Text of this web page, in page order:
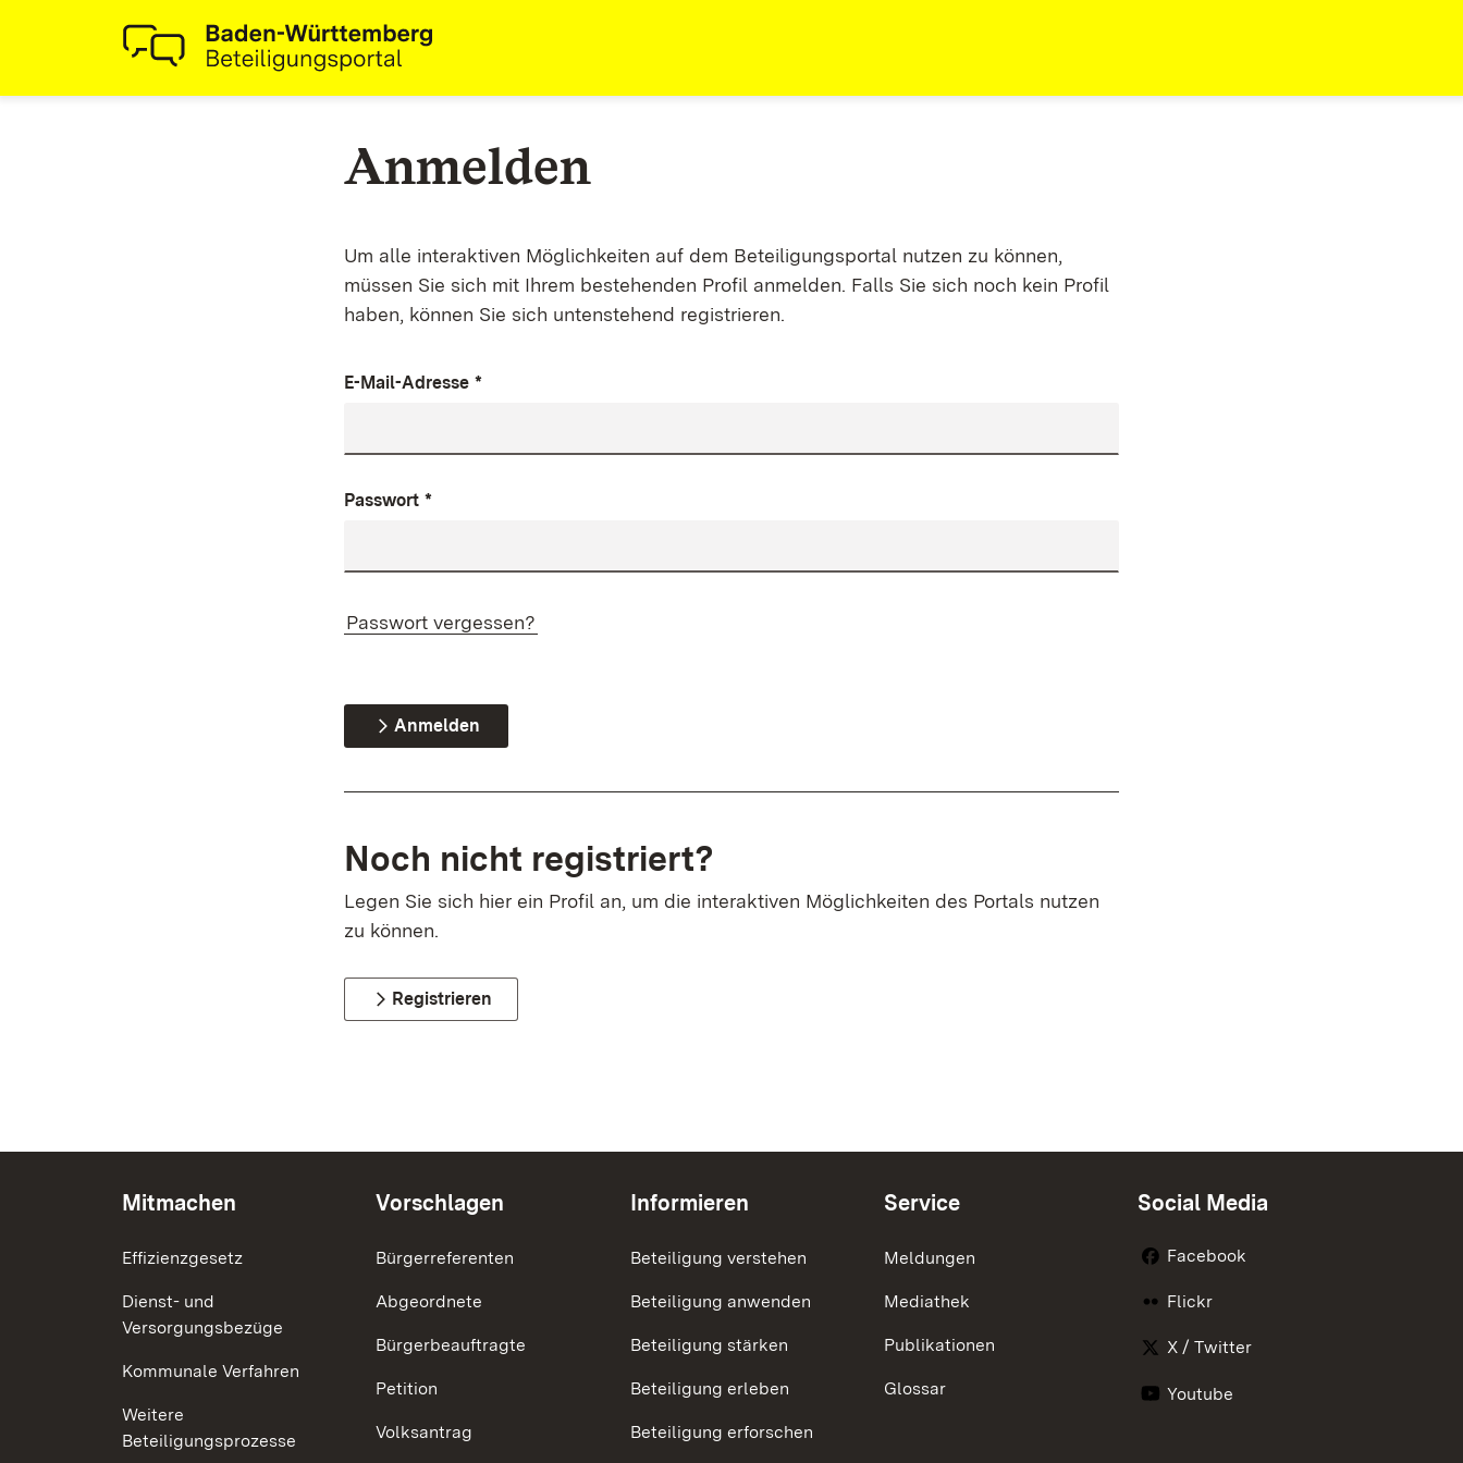
Anmelden
Um alle interaktiven Möglichkeiten auf dem Beteiligungsportal nutzen zu können,
müssen Sie sich mit Ihrem bestehenden Profil anmelden. Falls Sie sich noch kein Profil
haben, können Sie sich untenstehend registrieren.
E-Mail-Adresse *
Passwort *
Passwort vergessen?
Anmelden
Noch nicht registriert?
Legen Sie sich hier ein Profil an, um die interaktiven Möglichkeiten des Portals nutzen
zu können.
Registrieren
Mitmachen
Effizienzgesetz
Dienst- und
Versorgungsbezüge
Kommunale Verfahren
Weitere
Beteiligungsprozesse
Vorschlagen
Bürgerreferenten
Abgeordnete
Bürgerbeauftragte
Petition
Volksantrag
Informieren
Beteiligung verstehen
Beteiligung anwenden
Beteiligung stärken
Beteiligung erleben
Beteiligung erforschen
Service
Meldungen
Mediathek
Publikationen
Glossar
Social Media
Facebook
Flickr
X / Twitter
Youtube